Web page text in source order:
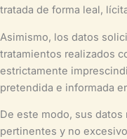
tratada de forma leal,
Asimismo, los datos
tratamientos realizados
estrictamente
pretendida e informada
De este modo, sus
pertinentes y no